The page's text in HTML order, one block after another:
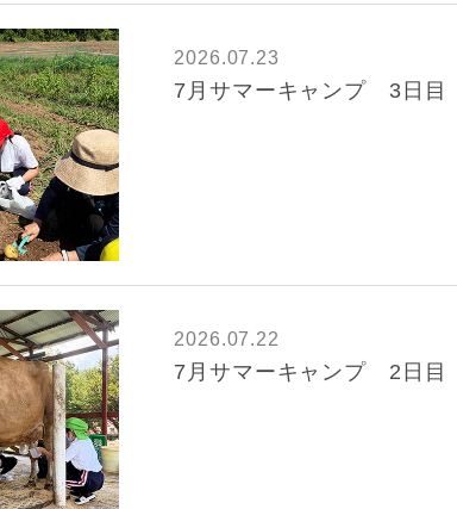
2026.07.23
7月サマーキャンプ 3日目
2026.07.22
7月サマーキャンプ 2日目